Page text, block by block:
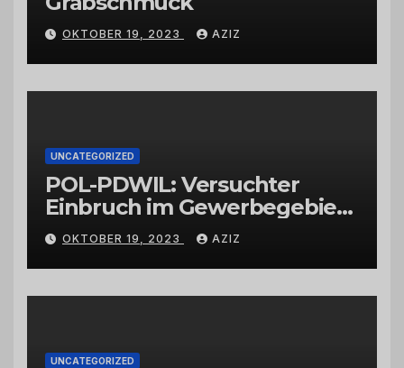
OKTOBER 19, 2023 AZIZ
UNCATEGORIZED
POL-PDWIL: Versuchter
Einbruch im Gewerbegebiet
Wittlich
OKTOBER 19, 2023 AZIZ
UNCATEGORIZED